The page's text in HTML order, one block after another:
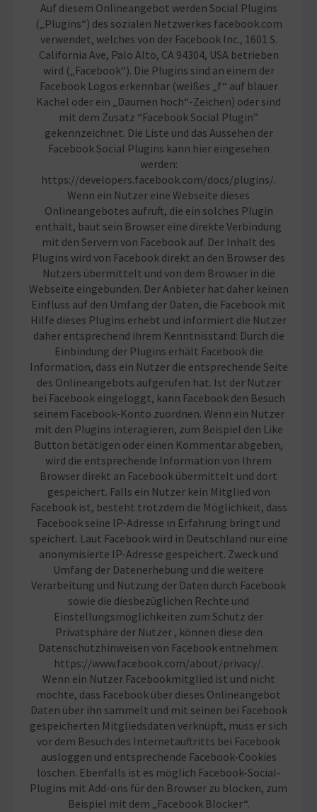
Auf diesem Onlineangebot werden Social Plugins
(„Plugins“) des sozialen Netzwerkes facebook.com
verwendet, welches von der Facebook Inc., 1601 S.
California Ave, Palo Alto, CA 94304, USA betrieben
wird („Facebook“). Die Plugins sind an einem der
Facebook Logos erkennbar (weißes „f“ auf blauer
Kachel oder ein „Daumen hoch“-Zeichen) oder sind
mit dem Zusatz “Facebook Social Plugin”
gekennzeichnet. Die Liste und das Aussehen der
Facebook Social Plugins kann hier eingesehen
werden:
https://developers.facebook.com/docs/plugins/.
Wenn ein Nutzer eine Webseite dieses
Onlineangebotes aufruft, die ein solches Plugin
enthält, baut sein Browser eine direkte Verbindung
mit den Servern von Facebook auf. Der Inhalt des
Plugins wird von Facebook direkt an den Browser des
Nutzers übermittelt und von dem Browser in die
Webseite eingebunden. Der Anbieter hat daher keinen
Einfluss auf den Umfang der Daten, die Facebook mit
Hilfe dieses Plugins erhebt und informiert die Nutzer
daher entsprechend ihrem Kenntnisstand: Durch die
Einbindung der Plugins erhält Facebook die
Information, dass ein Nutzer die entsprechende Seite
des Onlineangebots aufgerufen hat. Ist der Nutzer
bei Facebook eingeloggt, kann Facebook den Besuch
seinem Facebook-Konto zuordnen. Wenn ein Nutzer
mit den Plugins interagieren, zum Beispiel den Like
Button betätigen oder einen Kommentar abgeben,
wird die entsprechende Information von Ihrem
Browser direkt an Facebook übermittelt und dort
gespeichert. Falls ein Nutzer kein Mitglied von
Facebook ist, besteht trotzdem die Möglichkeit, dass
Facebook seine IP-Adresse in Erfahrung bringt und
speichert. Laut Facebook wird in Deutschland nur eine
anonymisierte IP-Adresse gespeichert. Zweck und
Umfang der Datenerhebung und die weitere
Verarbeitung und Nutzung der Daten durch Facebook
sowie die diesbezüglichen Rechte und
Einstellungsmöglichkeiten zum Schutz der
Privatsphäre der Nutzer , können diese den
Datenschutzhinweisen von Facebook entnehmen:
https://www.facebook.com/about/privacy/.
Wenn ein Nutzer Facebookmitglied ist und nicht
möchte, dass Facebook über dieses Onlineangebot
Daten über ihn sammelt und mit seinen bei Facebook
gespeicherten Mitgliedsdaten verknüpft, muss er sich
vor dem Besuch des Internetauftritts bei Facebook
ausloggen und entsprechende Facebook-Cookies
löschen. Ebenfalls ist es möglich Facebook-Social-
Plugins mit Add-ons für den Browser zu blocken, zum
Beispiel mit dem „Facebook Blocker“.